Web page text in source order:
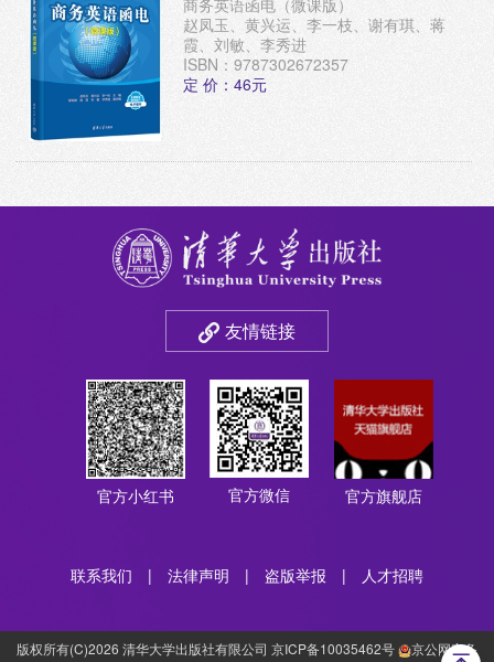
商务英语函电（微课版）
赵凤玉、黄兴运、李一枝、谢有琪、蒋
霞、刘敏、李秀进
ISBN：9787302672357
定 价：46元
友情链接
官方小红书 官方微信 官方旗舰店
联系我们 | 法律声明 | 盗版举报 | 人才招聘
版权所有(C)2026 清华大学出版社有限公司 京ICP备10035462号
京公网安备